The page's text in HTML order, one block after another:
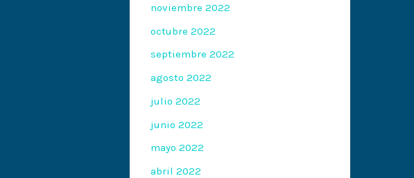
noviembre 2022
octubre 2022
septiembre 2022
agosto 2022
julio 2022
junio 2022
mayo 2022
abril 2022